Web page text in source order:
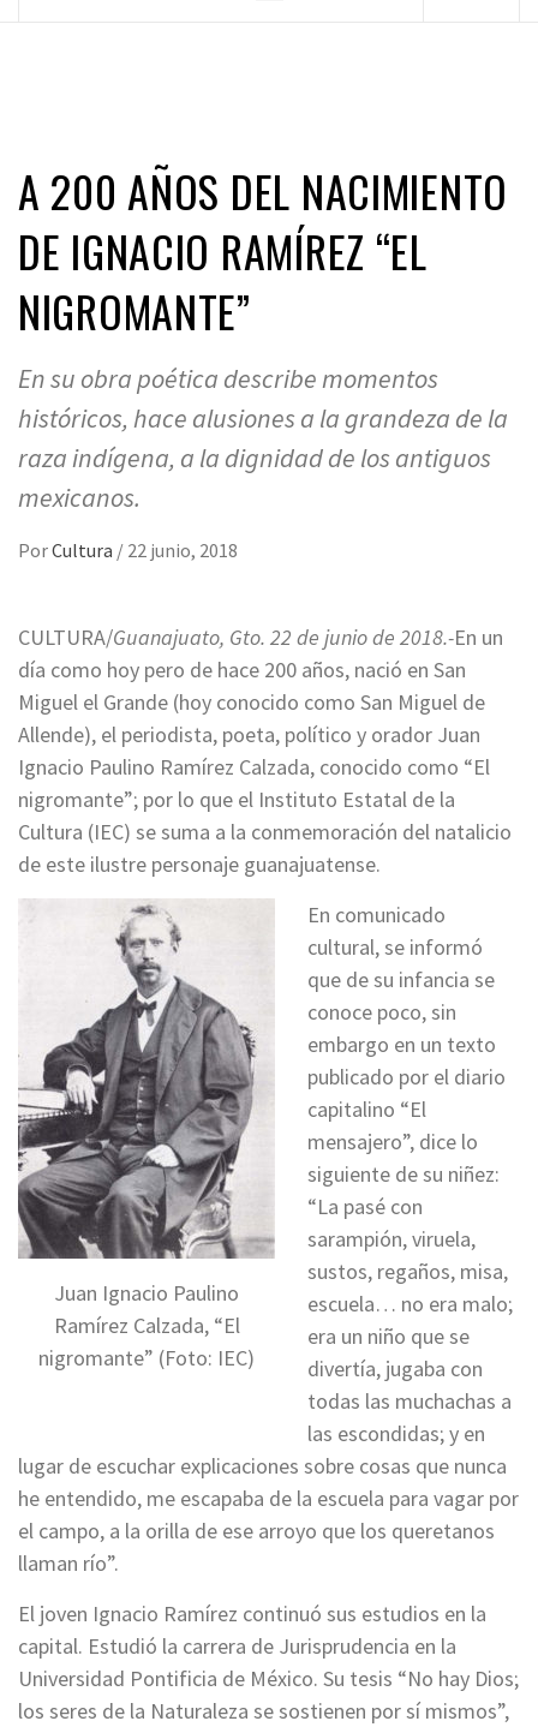
A 200 AÑOS DEL NACIMIENTO
DE IGNACIO RAMÍREZ “EL
NIGROMANTE”
En su obra poética describe momentos
históricos, hace alusiones a la grandeza de la
raza indígena, a la dignidad de los antiguos
mexicanos.
PorCultura / 22 junio, 2018
CULTURA/Guanajuato, Gto. 22 de junio de 2018.-En un
día como hoy pero de hace 200 años, nació en San
Miguel el Grande (hoy conocido como San Miguel de
Allende), el periodista, poeta, político y orador Juan
Ignacio Paulino Ramírez Calzada, conocido como “El
nigromante”; por lo que el Instituto Estatal de la
Cultura (IEC) se suma a la conmemoración del natalicio
de este ilustre personaje guanajuatense.
Juan Ignacio Paulino
Ramírez Calzada, “El
nigromante” (Foto: IEC)
En comunicado
cultural, se informó
que de su infancia se
conoce poco, sin
embargo en un texto
publicado por el diario
capitalino “El
mensajero”, dice lo
siguiente de su niñez:
“La pasé con
sarampión, viruela,
sustos, regaños, misa,
escuela… no era malo;
era un niño que se
divertía, jugaba con
todas las muchachas a
las escondidas; y en
lugar de escuchar explicaciones sobre cosas que nunca
he entendido, me escapaba de la escuela para vagar por
el campo, a la orilla de ese arroyo que los queretanos
llaman río”.
El joven Ignacio Ramírez continuó sus estudios en la
capital. Estudió la carrera de Jurisprudencia en la
Universidad Pontificia de México. Su tesis “No hay Dios;
los seres de la Naturaleza se sostienen por sí mismos”,